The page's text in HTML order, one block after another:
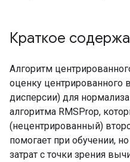
Краткое
Алгоритм
оценку центрированного
дисперсии) для
алгоритма RMSProp,
(нецентрированный)
помогает при обучении,
затрат с точки зрения